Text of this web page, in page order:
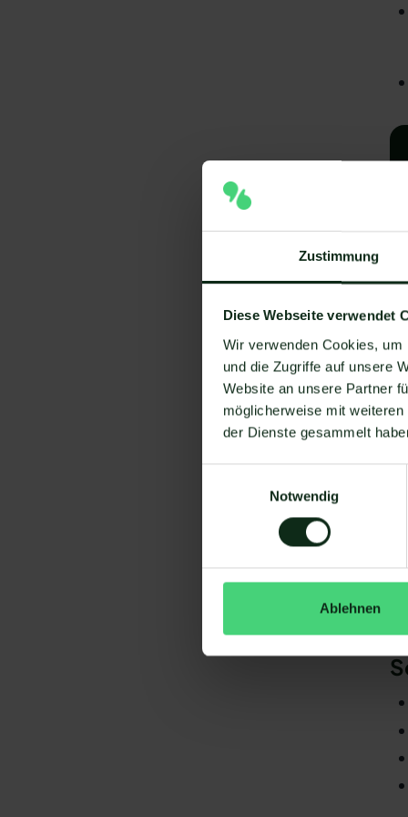
Zustimmung
Diese Webseite verwendet
Wir verwenden Cookies,
und die Zugriffe auf unsere
Website an unsere Partner
möglicherweise mit
der Dienste gesammelt
Notwendig
Ablehnen